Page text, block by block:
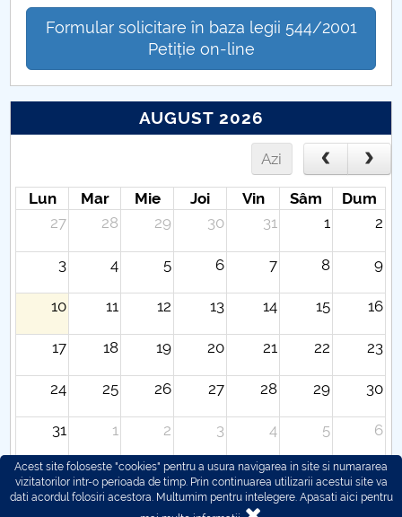
Formular solicitare în baza legii 544/2001
Petiție on-line
AUGUST 2026
Azi
Lun Mar Mie Joi Vin Sâm
Dum
27
28 29 30 31 1 2
3 4 5 6 7 8 9
10 11 12 13 14 15 16
17 18 19 20 21 22 23
24 25 26 27 28 29 30
31 1 2 3 4 5 6
Acest site foloseste "cookies" pentru a usura navigarea in site si numararea
vizitatorilor intr-o perioada de timp. Prin continuarea utilizarii acestui site va
dati acordul folosiri acestora. Multumim pentru intelegere. Apasati aici pentru